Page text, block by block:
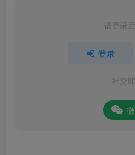
请登录
登录
社交